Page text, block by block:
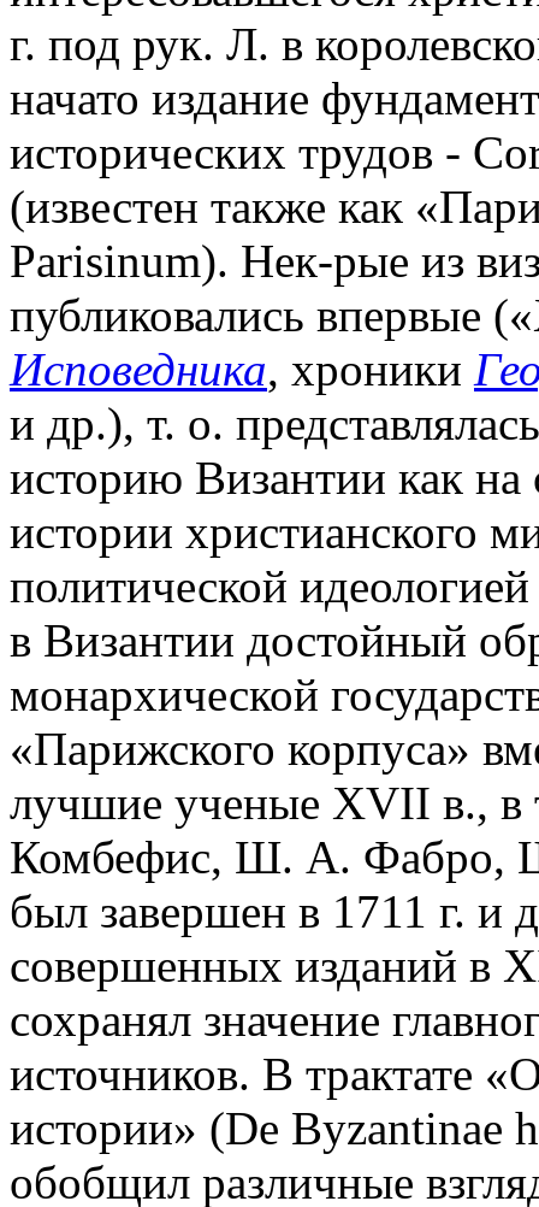
г. под рук. Л. в
начато издание
исторических трудов -
(известен также как
Parisinum). Нек-рые из
публиковались впервые
Исповедника, хроники
и др.), т. о.
историю Византии как на
истории христианского
политической
в Византии достойный
монархической
«Парижского корпуса»
лучшие ученые XVII в.,
Комбефис, Ш. А.
был завершен в 1711 г. и
совершенных изданий в
сохранял значение
источников. В трактате
истории» (De Byzantinae
обобщил различные